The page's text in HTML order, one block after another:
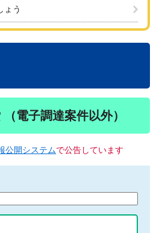
ょう
電子調達案件以外）
公開システムで公告しています